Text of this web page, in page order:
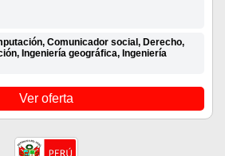
Comunicador social, Derecho,
Ingeniería geográfica, Ingeniería
Ver oferta